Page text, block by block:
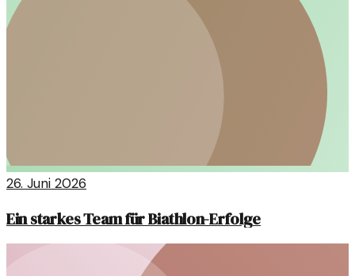
26. Juni 2026
Ein starkes Team für Biathlon-Erfolge